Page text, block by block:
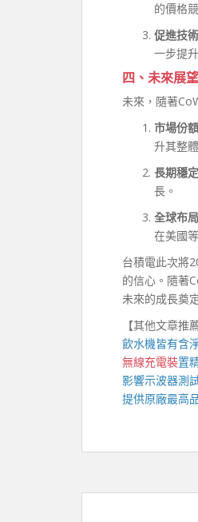
的價格
促進技
一步提
四、未來展望
未來，隨著
市場份
升其整
長期穩
長。
全球布
在美國
台積電此次將
的信心。隨著
未來的成長奠
【其他文章推薦
飲水機皆有含
無線充電裝置
影響示波器測
提供原廠最高